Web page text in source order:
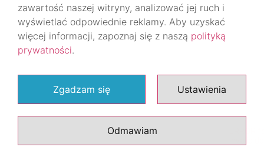
zawartość naszej witryny, analizować jej ruch i
wyświetlać odpowiednie reklamy. Aby uzyskać
więcej informacji, zapoznaj się z naszą polityką
prywatności.
Zgadzam się Ustawienia
Odmawiam